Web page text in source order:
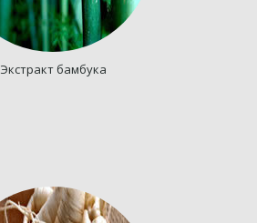
Экстракт бамбука